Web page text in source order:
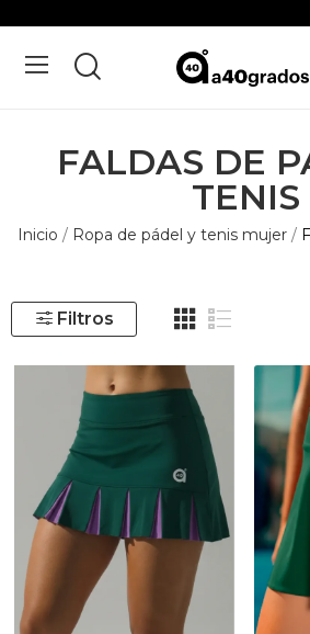
FALDAS DE
TENIS
Inicio Ropa de pádel y tenis mujer
Filtros